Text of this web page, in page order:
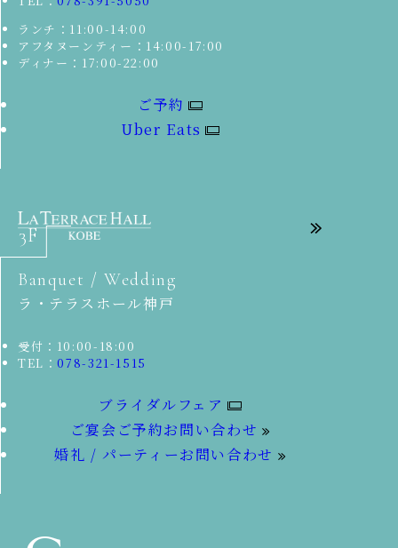
ランチ：11:00-14:00
アフタヌーンティー：14:00-17:00
ディナー：17:00-22:00
ご予約
Uber Eats
3F
Banquet / Wedding
ラ・テラスホール神戸
受付：10:00-18:00
TEL：078-321-1515
ブライダルフェア
ご宴会ご予約お問い合わせ
婚礼 / パーティーお問い合わせ